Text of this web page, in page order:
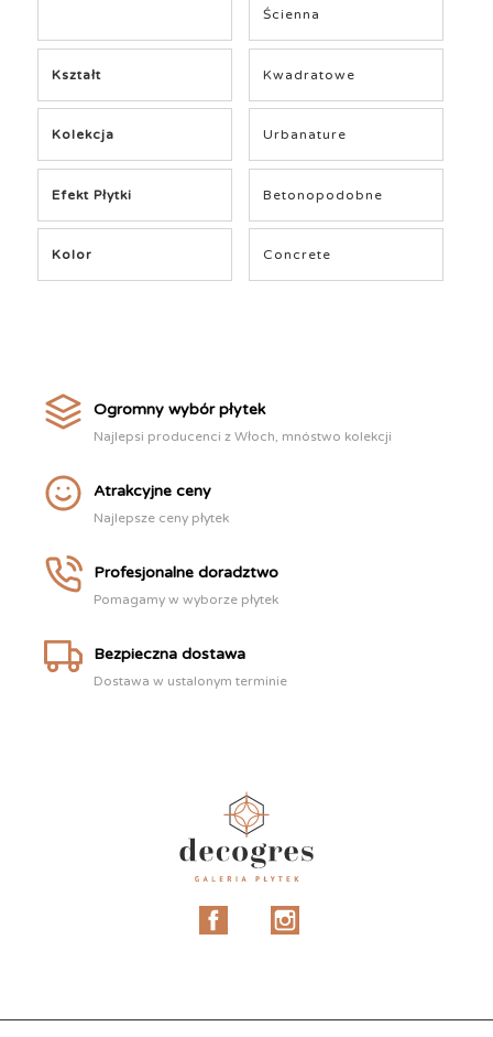
Ścienna
Kształt Kwadratowe
Kolekcja Urbanature
Efekt Płytki Betonopodobne
Kolor Concrete
Ogromny wybór płytek
Najlepsi producenci z Włoch, mnóstwo kolekcji
Atrakcyjne ceny
Najlepsze ceny płytek
Profesjonalne doradztwo
Pomagamy w wyborze płytek
Bezpieczna dostawa
Dostawa w ustalonym terminie
Facebook